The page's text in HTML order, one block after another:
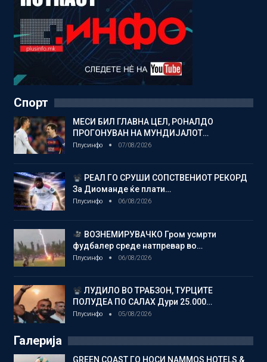
Спорт
МЕСИ БИЛ ГЛАВНА ЦЕЛ, РОНАЛДО
ПРОГОНУВАН НА МУНДИЈАЛОТ…
Плусинфо 07/08/2026
РЕАЛ ГО СРУШИ СОПСТВЕНИОТ РЕКОРД
За Диоманде ќе плати…
Плусинфо 06/08/2026
ВОЗНЕМИРУВАЧКО Гром усмрти
фудбалер среде натпревар во…
Плусинфо 06/08/2026
ЛУДИЛО ВО ТРАБЗОН, ТУРЦИТЕ
ПОЛУДЕА ПО САЛАХ Дури 25.000…
Плусинфо 05/08/2026
Галерија
GREEN COAST ГО НОСИ NAMMOS HOTELS &